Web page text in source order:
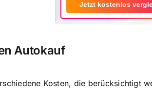
Jetzt kostenlos
Autokauf
Kosten, die berücksichtigt